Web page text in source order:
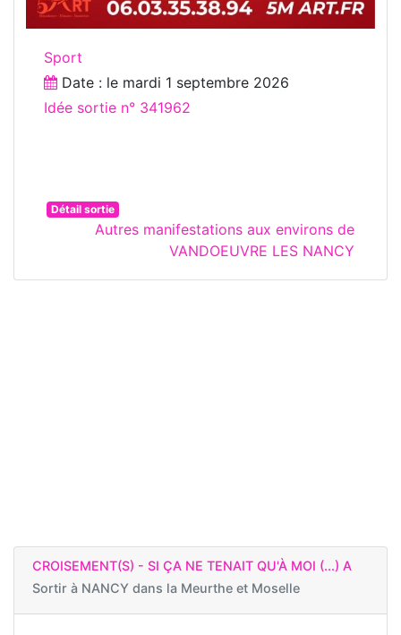
Sport
Date : le mardi 1 septembre 2026
Idée sortie n° 341962
Détail sortie
Autres manifestations aux environs de
VANDOEUVRE LES NANCY
CROISEMENT(S) - SI ÇA NE TENAIT QU'À MOI (...) A
Sortir à NANCY dans la Meurthe et Moselle